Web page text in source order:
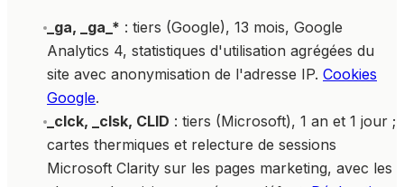
_ga, _ga_* : tiers (Google), 13 mois, Google
Analytics 4, statistiques d'utilisation agrégées du
site avec anonymisation de l'adresse IP. Cookies
Google.
_clck, _clsk, CLID : tiers (Microsoft), 1 an et 1 jour ;
cartes thermiques et relecture de sessions
Microsoft Clarity sur les pages marketing, avec les